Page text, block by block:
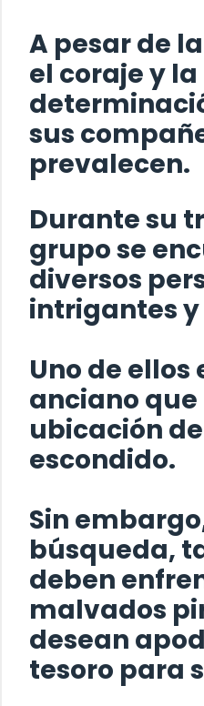
A pesar de
el coraje y la
sus
prevalecen.
Durante su
grupo se
diversos
intrigantes
Uno de ellos
anciano
ubicación
escondido.
Sin
búsqueda,
deben
malvados
desean
tesoro para